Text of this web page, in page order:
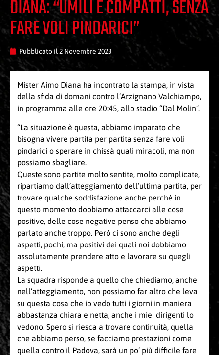
DIANA: “UMILI E COMPATTI, SENZA
FARE VOLI PINDARICI”
Pubblicato il 2 Novembre 2023
Mister Aimo Diana ha incontrato la stampa, in vista
della sfida di domani contro l’Arzignano Valchiampo,
in programma alle ore 20:45, allo stadio “Dal Molin”.
“La situazione è questa, abbiamo imparato che
bisogna vivere partita per partita senza fare voli
pindarici o sperare in chissà quali miracoli, ma non
possiamo sbagliare.
Queste sono partite molto sentite, molto complicate,
ripartiamo dall’atteggiamento dell’ultima partita, per
trovare qualche soddisfazione anche perché in
questo momento dobbiamo attaccarci alle cose
positive, delle cose negative penso che abbiamo
parlato anche troppo. Però ci sono anche degli
aspetti, pochi, ma positivi dei quali noi dobbiamo
assolutamente prendere atto e lavorare su quegli
aspetti.
La squadra risponde a quello che chiediamo, anche
nell’atteggiamento, non possiamo far altro che leva
su questa cosa che io vedo tutti i giorni in maniera
abbastanza chiara e netta, anche i miei dirigenti lo
vedono. Spero si riesca a trovare continuità, quella
che abbiamo perso, se facciamo prestazioni come
quella contro il Padova, sarà un po’ più difficile fare